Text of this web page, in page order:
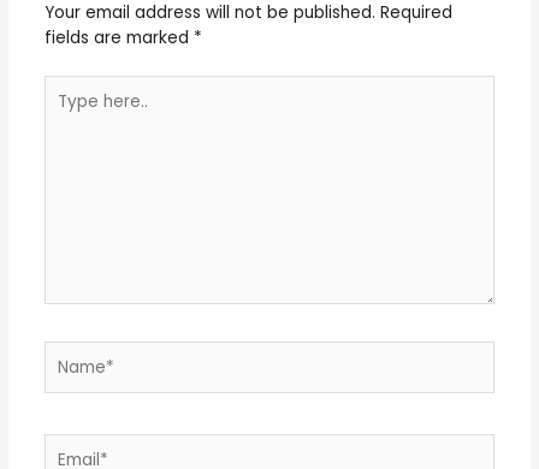
Your email address will not be published. Required
fields are marked *
here..